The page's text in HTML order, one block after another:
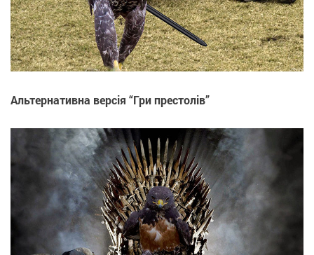
Альтернативна версія “Гри престолів”